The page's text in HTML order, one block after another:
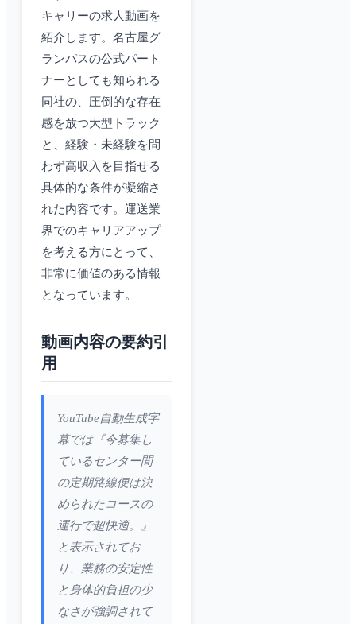
キャリーの求人動画を
紹介します。名古屋グ
ランパスの公式パート
ナーとしても知られる
同社の、圧倒的な存在
感を放つ大型トラック
と、経験・未経験を問
わず高収入を目指せる
具体的な条件が凝縮さ
れた内容です。運送業
界でのキャリアアップ
を考える方にとって、
非常に価値のある情報
となっています。
動画内容の要約引
用
YouTube自動生成字
幕では『今募集し
ているセンター間
の定期路線便は決
められたコースの
運行で超快適。』
と表示されてお
り、業務の安定性
と身体的負担の少
なさが強調されて